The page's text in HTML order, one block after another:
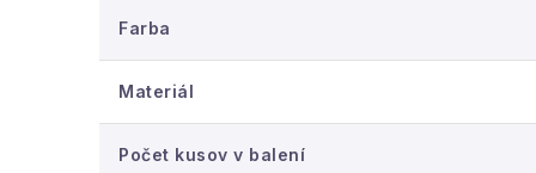
Farba
Materiál
Počet kusov v balení